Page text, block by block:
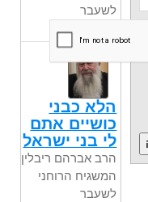
לשעבר
הלא כבני
כושיים אתם
לי בני ישראל
הרב אברהם ריבלין,
המשגיח הרוחני
לשעבר